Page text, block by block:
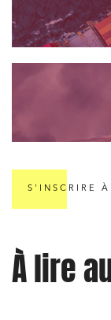
S'INSCRIRE À
À lire
Droit des